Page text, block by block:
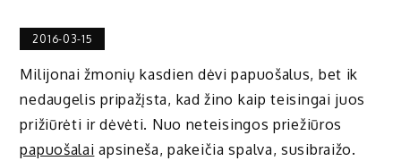
2016-03-15
Milijonai žmonių kasdien dėvi papuošalus, bet ik
nedaugelis pripažįsta, kad žino kaip teisingai juos
prižiūrėti ir dėvėti. Nuo neteisingos priežiūros
papuošalai apsineša, pakeičia spalva, susibraižo.